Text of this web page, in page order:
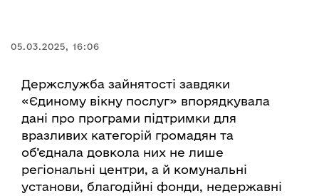
05.03.2025, 16:06
Держслужба зайнятості завдяки
«Єдиному вікну послуг» впорядкувала
дані про програми підтримки для
вразливих категорій громадян та
об’єднала довкола них не лише
регіональні центри, а й комунальні
установи, благодійні фонди, недержавні